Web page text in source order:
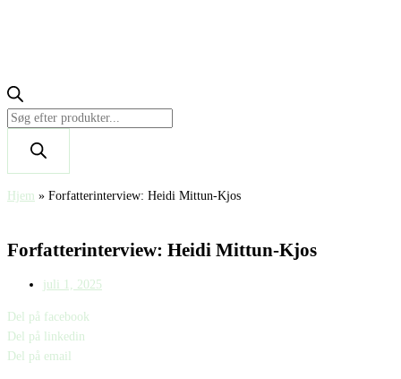
Hjem » Forfatterinterview: Heidi Mittun-Kjos
Forfatterinterview: Heidi Mittun-Kjos
juli 1, 2025
Del på facebook
Del på linkedin
Del på email